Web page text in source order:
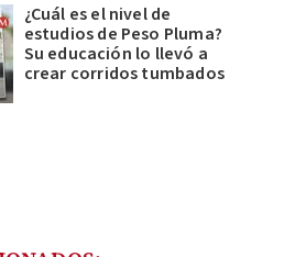
¿Cuál es el nivel de
estudios de Peso Pluma?
Su educación lo llevó a
crear corridos tumbados